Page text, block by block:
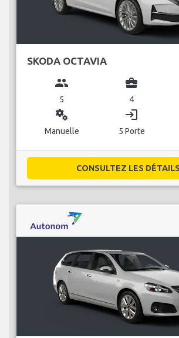
SKODA OCTAVIA
group
5
business_center
4
miscellaneous_services
Manuelle
login
5 Porte
CONSULTEZ LES